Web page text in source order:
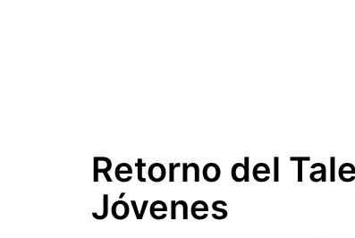
Retorno del
Jóvenes